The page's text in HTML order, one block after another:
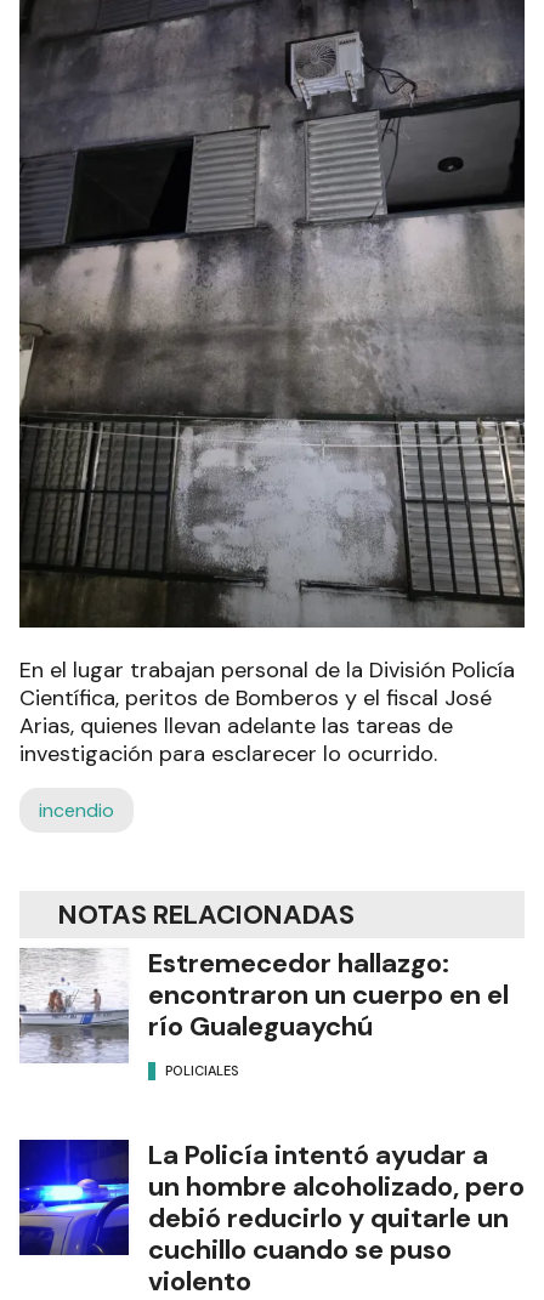
En el lugar trabajan personal de la División Policía
Científica, peritos de Bomberos y el fiscal José
Arias, quienes llevan adelante las tareas de
investigación para esclarecer lo ocurrido.
incendio
NOTAS RELACIONADAS
Estremecedor hallazgo:
encontraron un cuerpo en el
río Gualeguaychú
POLICIALES
La Policía intentó ayudar a
un hombre alcoholizado, pero
debió reducirlo y quitarle un
cuchillo cuando se puso
violento